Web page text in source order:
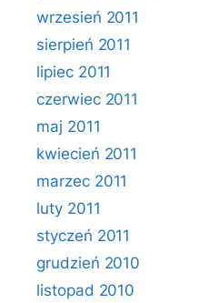
wrzesień 2011
sierpień 2011
lipiec 2011
czerwiec 2011
maj 2011
kwiecień 2011
marzec 2011
luty 2011
styczeń 2011
grudzień 2010
listopad 2010